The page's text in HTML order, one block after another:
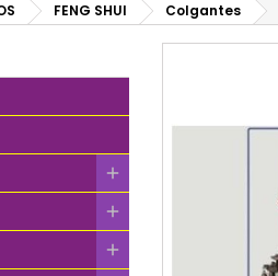
FENG SHUI Colgantes